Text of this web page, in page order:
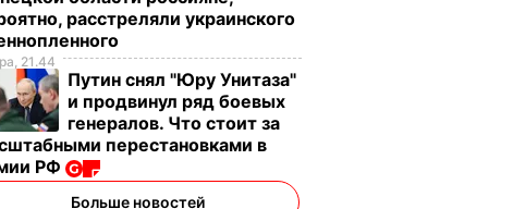
его
Адвокат Януковича:
Мы в РФ работаем с
нашими
согражданами,
которые
расстреляли украинского
21.44
Путин снял "Юру Унитаза"
и продвинул ряд боевых
генералов. Что стоит за
перестановками в
РФ
Больше новостей